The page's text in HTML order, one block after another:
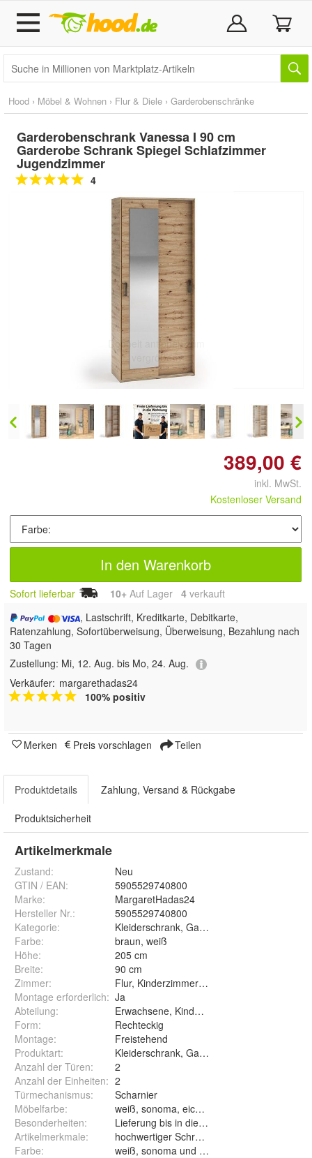
Hood › Möbel & Wohnen › Flur & Diele › Garderobenschränke
Garderobenschrank Vanessa I 90 cm
Garderobe Schrank Spiegel Schlafzimmer
Jugendzimmer
4
Doppelt antippen zum
vergrößern
389,00 €
inkl. MwSt.
Kostenloser Versand
In den Warenkorb
Sofort lieferbar 10+ Auf Lager 4 verkauft
, Lastschrift, Kreditkarte, Debitkarte,
Ratenzahlung, Sofortüberweisung, Überweisung, Bezahlung nach
30 Tagen
Zustellung: Mi, 12. Aug. bis Mo, 24. Aug.
Verkäufer: margarethadas24
100% positiv
Merken Preis vorschlagen Teilen
Produktdetails Zahlung, Versand & Rückgabe
Produktsicherheit
Artikelmerkmale
Zustand:
Neu
GTIN / EAN:
5905529740800
Marke:
MargaretHadas24
Hersteller Nr.:
5905529740800
Kategorie:
Kleiderschrank, Garderobe
Farbe:
braun, weiß
Höhe:
205 cm
Breite:
90 cm
Zimmer:
Flur, Kinderzimmer, Wohnzimmer,
Montage erforderlich: Ja
Abteilung:
Erwachsene, Kinder, Mädchen, Jungen
Form:
Rechteckig
Montage:
Freistehend
Produktart:
Kleiderschrank, Garderobe
Anzahl der Türen:
2
Anzahl der Einheiten: 2
Türmechanismus:
Scharnier
Möbelfarbe:
weiß, sonoma, eiche artisan
Besonderheiten:
Lieferung bis in die Wohnung
Artikelmerkmale:
hochwertiger Schrank, Designer Schrank,
Farbe: weiß, sonoma und eiche artisan